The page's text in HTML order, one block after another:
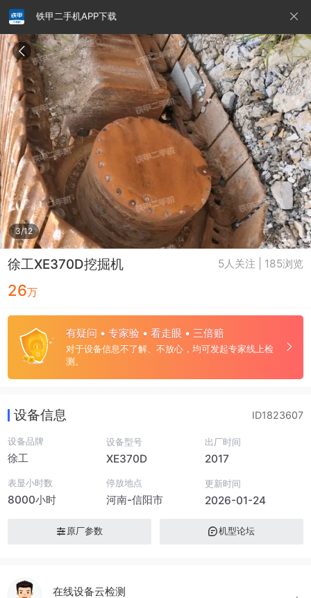
铁甲二手机APP下载
3/12
徐工XE370D挖掘机 5人关注 | 185浏览
26万
有疑问 • 专家验 • 看走眼 • 三倍赔
对于设备信息不了解、不放心，均可发起专家线上检
测。
请输入手机号
提
交
即
表
示
您
同
意
《隐
私
政
策》
设备信息 ID1823607
设备品牌
徐工
设备型号
XE370D
出厂时间
2017
表显小时数
8000小时
停放地点
河南-信阳市
更新时间
2026-01-24
原厂参数 机型论坛
在线设备云检测
铁甲龙总部 4000099032